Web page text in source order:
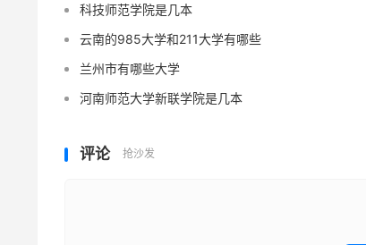
科技师范学院是几本
云南的985大学和211大学有哪些
兰州市有哪些大学
河南师范大学新联学院是几本
评论 抢沙发